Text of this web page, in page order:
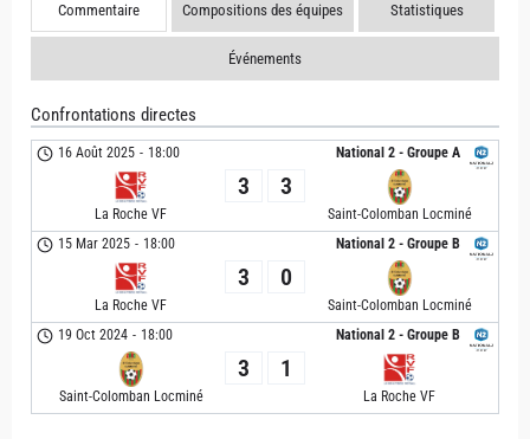
Commentaire Compositions des équipes Statistiques
Événements
Confrontations directes
National 2 - Groupe A
16 Août 2025 - 18:00
La Roche VF
3 3
Saint-Colomban Locminé
National 2 - Groupe B
15 Mar 2025 - 18:00
La Roche VF
3 0
Saint-Colomban Locminé
National 2 - Groupe B
19 Oct 2024 - 18:00
Saint-Colomban Locminé
3 1
La Roche VF